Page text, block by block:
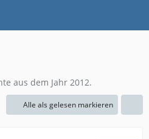
aus dem Jahr 2012.
Alle als gelesen markieren